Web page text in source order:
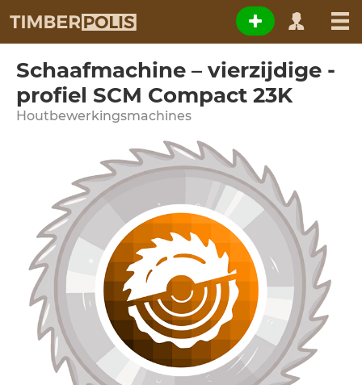
Schaafmachine – vierzijdige -
profiel SCM Compact 23K
Houtbewerkingsmachines